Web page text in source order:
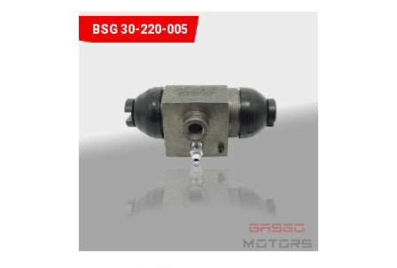
BSG 30-220-005